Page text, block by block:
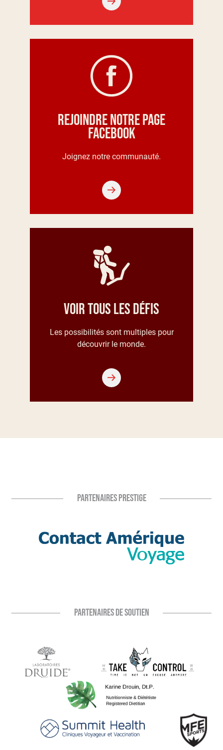
Rejoindre notre page
Facebook
Joignez notre communauté.
Voir tous les défis
Les possibilités sont multiples pour
découvrir le monde.
PARTENAIRES PRESTIGE
PARTENAIRES DE SOUTIEN